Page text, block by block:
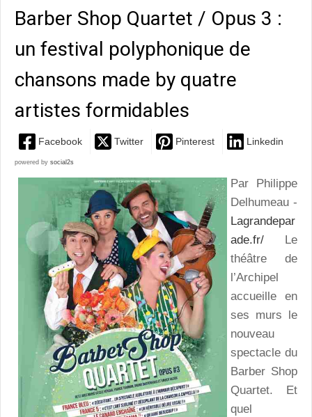
Barber Shop Quartet / Opus 3 :
un festival polyphonique de
chansons made by quatre
artistes formidables
Facebook Twitter Pinterest Linkedin
powered by social2s
Par Philippe
Delhumeau -
Lagrandepar
ade.fr/ Le
théâtre de
l’Archipel
accueille en
ses murs le
nouveau
spectacle du
Barber Shop
Quartet. Et
quel